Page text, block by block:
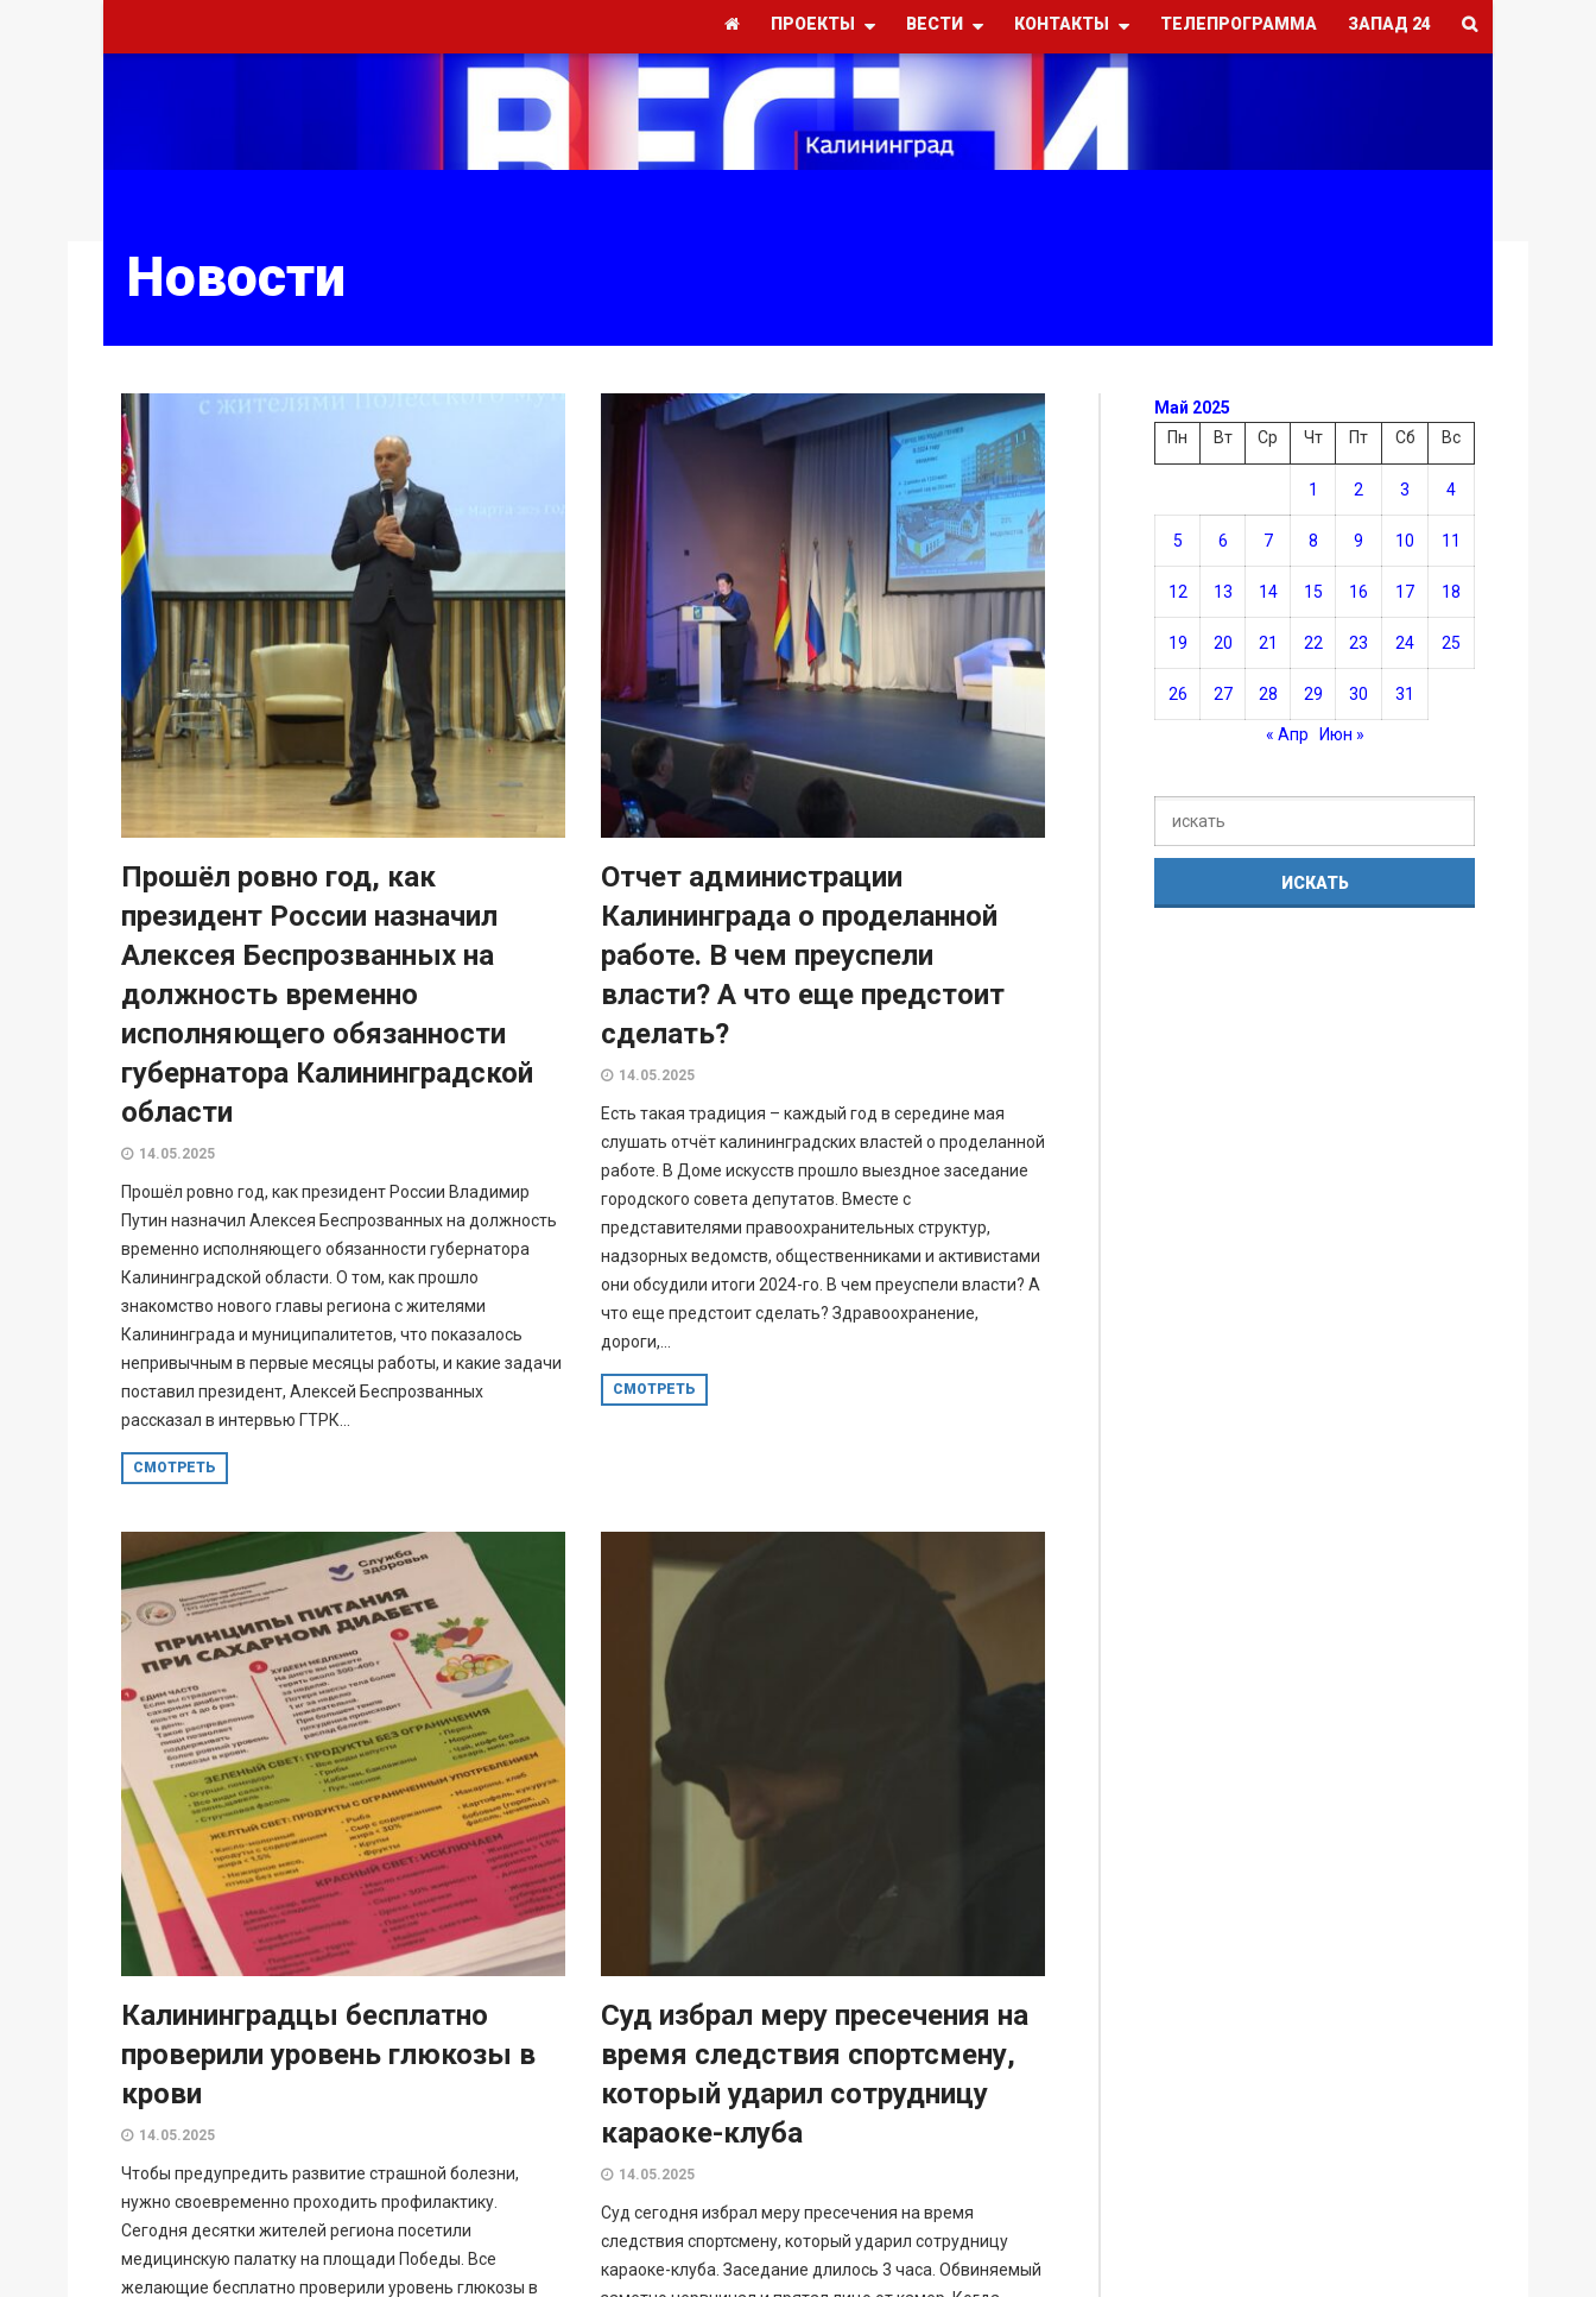
ПРОЕКТЫ ВЕСТИ КОНТАКТЫ ТЕЛЕПРОГРАММА ЗАПАД 24
Новости
Прошёл ровно год, как
президент России назначил
Алексея Беспрозванных на
должность временно
исполняющего обязанности
губернатора Калининградской
области
14.05.2025
Прошёл ровно год, как президент России Владимир
Путин назначил Алексея Беспрозванных на должность
временно исполняющего обязанности губернатора
Калининградской области. О том, как прошло
знакомство нового главы региона с жителями
Калининграда и муниципалитетов, что показалось
непривычным в первые месяцы работы, и какие задачи
поставил президент, Алексей Беспрозванных
рассказал в интервью ГТРК...
СМОТРЕТЬ
Отчет администрации
Калининграда о проделанной
работе. В чем преуспели
власти? А что еще предстоит
сделать?
14.05.2025
Есть такая традиция – каждый год в середине мая
слушать отчёт калининградских властей о проделанной
работе. В Доме искусств прошло выездное заседание
городского совета депутатов. Вместе с
представителями правоохранительных структур,
надзорных ведомств, общественниками и активистами
они обсудили итоги 2024-го. В чем преуспели власти? А
что еще предстоит сделать? Здравоохранение,
дороги,...
СМОТРЕТЬ
Калининградцы бесплатно
проверили уровень глюкозы в
крови
14.05.2025
Чтобы предупредить развитие страшной болезни,
нужно своевременно проходить профилактику.
Сегодня десятки жителей региона посетили
медицинскую палатку на площади Победы. Все
желающие бесплатно проверили уровень глюкозы в
Суд избрал меру пресечения на
время следствия спортсмену,
который ударил сотрудницу
караоке-клуба
14.05.2025
Суд сегодня избрал меру пресечения на время
следствия спортсмену, который ударил сотрудницу
караоке-клуба. Заседание длилось 3 часа. Обвиняемый
Май 2025
Пн
Вт Ср Чт Пт Сб Вс
1 2 3 4
5 6 7 8 9 10 11
12 13 14 15 16 17 18
19 20 21 22 23 24 25
26 27 28 29 30 31
« Апр Июн »